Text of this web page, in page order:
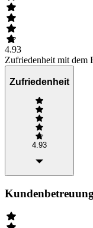
4.93
Zufriedenheit mit dem
Zufriedenheit
4.93
Kundenbetreuung